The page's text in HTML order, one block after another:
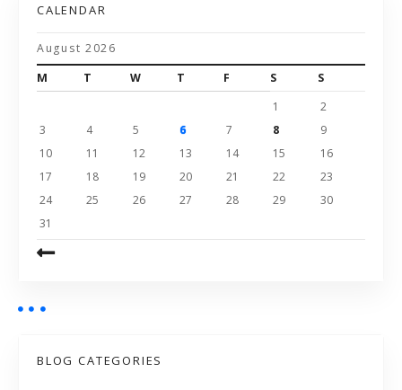
CALENDAR
August 2026
M
T W T F S
S
1
2
3
4 5 6 7 8
9
10
11 12 13 14 15
16
17
18 19 20 21 22
23
24
25 26 27 28 29
30
31
BLOG CATEGORIES